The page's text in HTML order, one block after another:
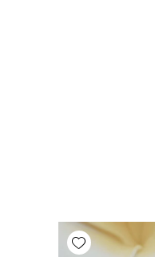
Add wishlist